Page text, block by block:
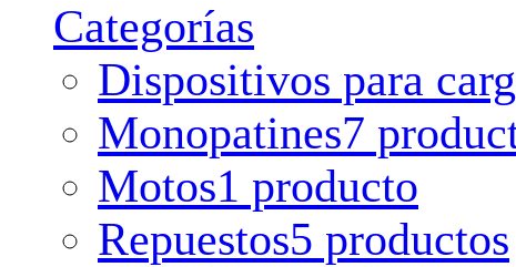
Categorías
Dispositivos para
Monopatines7
Motos1 producto
Repuestos5 productos